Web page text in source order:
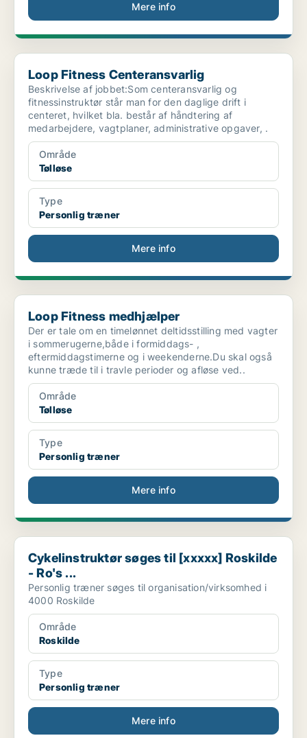
Mere info
Loop Fitness Centeransvarlig
Loop Fitness Centeransvarlig
Beskrivelse af jobbet:Som centeransvarlig og
fitnessinstruktør står man for den daglige drift i
centeret, hvilket bla. består af håndtering af
medarbejdere, vagtplaner, administrative opgaver, .
Område
Tølløse
Type
Personlig træner
Mere info
Loop Fitness medhjælper
Loop Fitness medhjælper
Der er tale om en timelønnet deltidsstilling med vagter
i sommerugerne,både i formiddags- ,
eftermiddagstimerne og i weekenderne.Du skal også
kunne træde til i travle perioder og afløse ved..
Område
Tølløse
Type
Personlig træner
Mere info
Cykelinstruktør søges til [xxxxx] Roskilde - Ro's ...
Cykelinstruktør søges til [xxxxx] Roskilde
- Ro's ...
Personlig træner søges til organisation/virksomhed i
4000 Roskilde
Område
Roskilde
Type
Personlig træner
Mere info